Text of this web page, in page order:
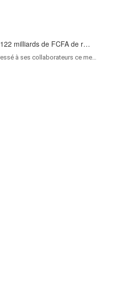
milliards de FCFA de r…
à ses collaborateurs ce me…